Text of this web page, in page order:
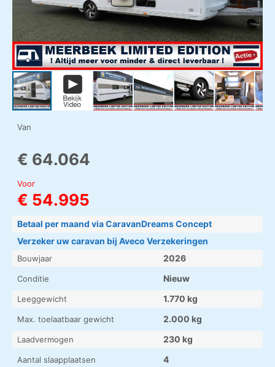
Van
€ 64.064
Voor
€ 54.995
Betaal per maand via CaravanDreams Concept
Verzeker uw caravan bij Aveco Verzekeringen
Bouwjaar 2026
Conditie Nieuw
Leeggewicht 1.770 kg
Max. toelaatbaar gewicht 2.000 kg
Laadvermogen 230 kg
Aantal slaapplaatsen 4